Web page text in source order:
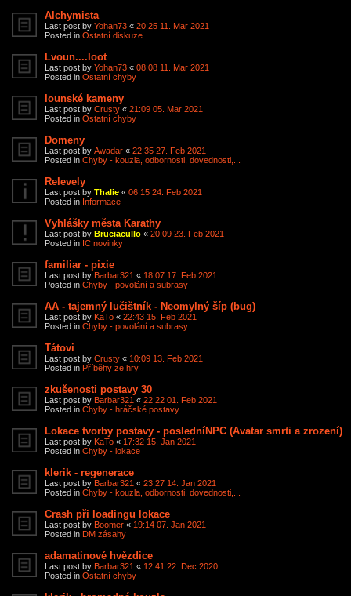
Alchymista
Last post by Yohan73 « 20:25 11. Mar 2021
Posted in Ostatní diskuze
Lvoun....loot
Last post by Yohan73 « 08:08 11. Mar 2021
Posted in Ostatní chyby
Iounské kameny
Last post by Crusty « 21:09 05. Mar 2021
Posted in Ostatní chyby
Domeny
Last post by Awadar « 22:35 27. Feb 2021
Posted in Chyby - kouzla, odbornosti, dovednosti,...
Relevely
Last post by Thalie « 06:15 24. Feb 2021
Posted in Informace
Vyhlášky města Karathy
Last post by Bruciacullo « 20:09 23. Feb 2021
Posted in IC novinky
familiar - pixie
Last post by Barbar321 « 18:07 17. Feb 2021
Posted in Chyby - povolání a subrasy
AA - tajemný lučištník - Neomylný šíp (bug)
Last post by KaTo « 22:43 15. Feb 2021
Posted in Chyby - povolání a subrasy
Tátovi
Last post by Crusty « 10:09 13. Feb 2021
Posted in Příběhy ze hry
zkušenosti postavy 30
Last post by Barbar321 « 22:22 01. Feb 2021
Posted in Chyby - hráčské postavy
Lokace tvorby postavy - posledníNPC (Avatar smrti a zrození)
Last post by KaTo « 17:32 15. Jan 2021
Posted in Chyby - lokace
klerik - regenerace
Last post by Barbar321 « 23:27 14. Jan 2021
Posted in Chyby - kouzla, odbornosti, dovednosti,...
Crash při loadingu lokace
Last post by Boomer « 19:14 07. Jan 2021
Posted in DM zásahy
adamatinové hvězdice
Last post by Barbar321 « 12:41 22. Dec 2020
Posted in Ostatní chyby